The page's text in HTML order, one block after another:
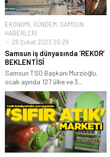
EKONOMİ, GÜNDEM, SAMSUN
HABERLERİ
28 Şubat 2023 20:29
Samsun iş dünyasında ‘REKOR’
BEKLENTİSİ
Samsun TSO Başkanı Murzioğlu,
ocak ayında 127 ülke ve 3...